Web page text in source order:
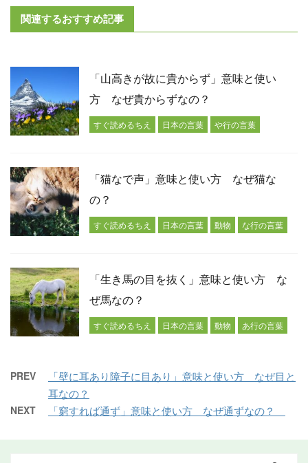
関連するおすすめ記事
「山高きが故に貴からず」意味と使い
方 なぜ貴からずなの？
すぐ読めるちえ 日本の言葉 や行の言葉
「猫なで声」意味と使い方 なぜ猫な
の？
すぐ読めるちえ 日本の言葉 動物 な行の言葉
「生き馬の目を抜く」意味と使い方 な
ぜ馬なの？
すぐ読めるちえ 日本の言葉 動物 あ行の言葉
PREV
「壁に耳あり障子に目あり」意味と使い方 なぜ目と
耳なの？
NEXT 「窮すれば通ず」意味と使い方 なぜ通ずなの？